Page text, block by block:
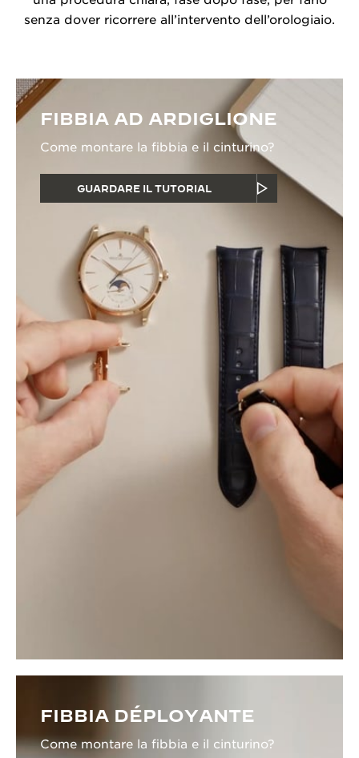
senza dover ricorrere all’intervento dell’orologiaio.
FIBBIA AD ARDIGLIONE
Come montare la fibbia e il cinturino?
GUARDARE IL TUTORIAL
FIBBIA DÉPLOYANTE
Come montare la fibbia e il cinturino?